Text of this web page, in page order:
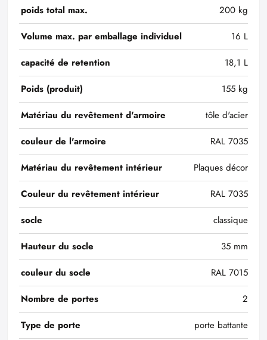
poids total max.
200 kg
Volume max. par emballage individuel
16 L
capacité de retention
18,1 L
Poids (produit)
155 kg
Matériau du revêtement d'armoire
tôle d'acier
couleur de l'armoire
RAL 7035
Matériau du revêtement intérieur
Plaques décor
Couleur du revêtement intérieur
RAL 7035
socle
classique
Hauteur du socle
35 mm
couleur du socle
RAL 7015
Nombre de portes
2
Type de porte
porte battante